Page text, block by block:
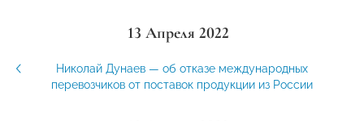
13 Апреля 2022
Николай Дунаев — об отказе международных
перевозчиков от поставок продукции из России